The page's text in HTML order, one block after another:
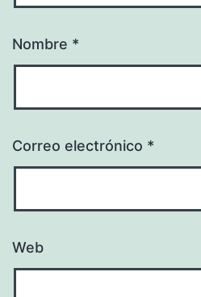
Nombre *
Correo electrónico *
Web